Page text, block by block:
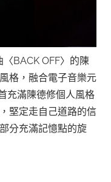
BACK OFF〉的陳
格，融合電子音樂元
充滿陳德修個人風格
堅定走自己道路的信
分充滿記憶點的旋